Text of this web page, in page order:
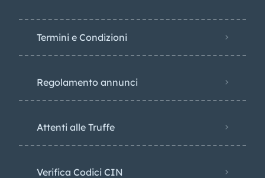
Termini e Condizioni
Regolamento annunci
Attenti alle Truffe
Verifica Codici CIN